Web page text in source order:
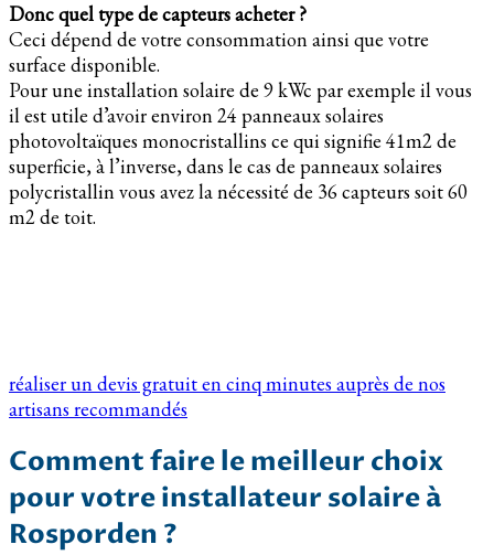
Donc quel type de capteurs acheter ?
Ceci dépend de votre consommation ainsi que votre
surface disponible.
Pour une installation solaire de 9 kWc par exemple il vous
il est utile d’avoir environ 24 panneaux solaires
photovoltaïques monocristallins ce qui signifie 41m2 de
superficie, à l’inverse, dans le cas de panneaux solaires
polycristallin vous avez la nécessité de 36 capteurs soit 60
m2 de toit.
réaliser un devis gratuit en cinq minutes auprès de nos
artisans recommandés
Comment faire le meilleur choix
pour votre installateur solaire à
Rosporden ?